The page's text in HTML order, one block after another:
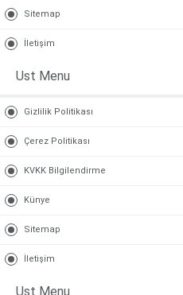
Sitemap
İletişim
Ust Menu
Gizlilik Politikası
Çerez Politikası
KVKK Bilgilendirme
Künye
Sitemap
İletişim
Ust Menu